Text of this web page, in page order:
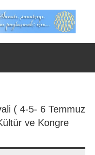
( 4-5- 6 Temmuz
ve Kongre